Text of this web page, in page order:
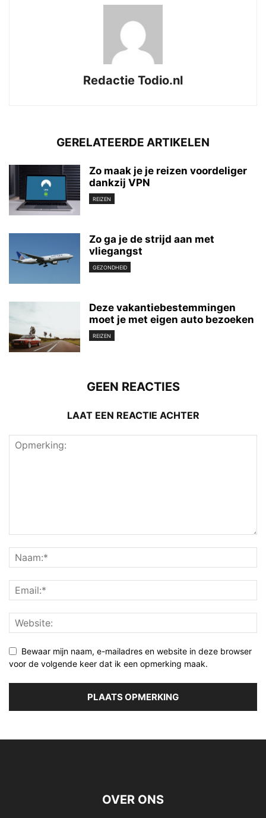
Redactie Todio.nl
GERELATEERDE ARTIKELEN
Zo maak je je reizen voordeliger
dankzij VPN
REIZEN
Zo ga je de strijd aan met
vliegangst
GEZONDHEID
Deze vakantiebestemmingen
moet je met eigen auto bezoeken
REIZEN
GEEN REACTIES
LAAT EEN REACTIE ACHTER
Bewaar mijn naam, e-mailadres en website in deze browser
voor de volgende keer dat ik een opmerking maak.
OVER ONS